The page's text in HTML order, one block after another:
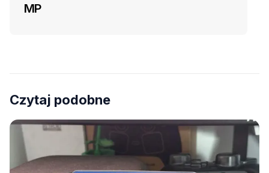
MP
Czytaj podobne